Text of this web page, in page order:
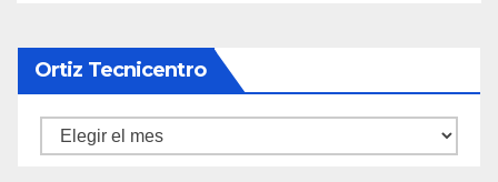
Ortiz Tecnicentro
Ortiz